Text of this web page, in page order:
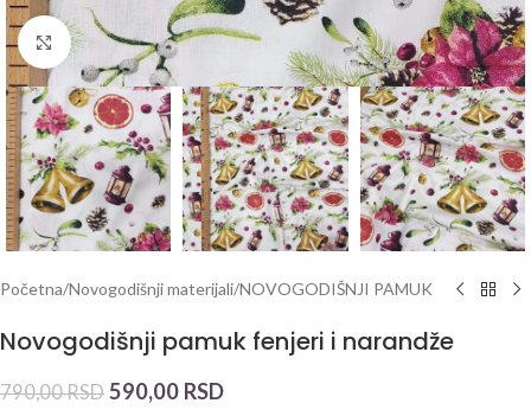
Click to enlarge
Početna/Novogodišnji materijali/NOVOGODIŠNJI PAMUK
Novogodišnji pamuk fenjeri i narandže
790,00RSD 590,00 RSD